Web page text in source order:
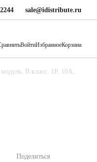
sale@idistribute.ru
ВойтиИзбранноеКорзина
B класс, 1P, 10А,
Поделиться